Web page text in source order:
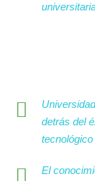
detrás del
El